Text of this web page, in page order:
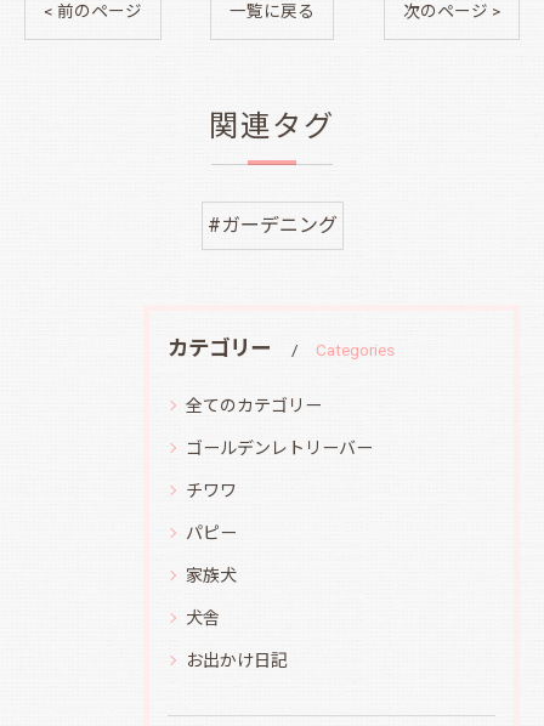
< 前のページ 一覧に戻る 次のページ >
関連タグ
#ガーデニング
カテゴリー Categories
全てのカテゴリー
ゴールデンレトリーバー
チワワ
パピー
家族犬
犬舎
お出かけ日記